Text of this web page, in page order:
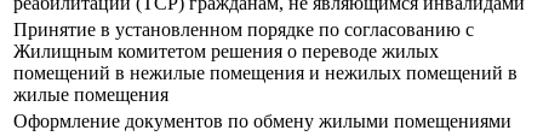
Принятие в установленном порядке по согласованию с
Жилищным комитетом решения о переводе жилых
помещений в нежилые помещения и нежилых помещений в
жилые помещения
Оформление документов по обмену жилыми помещениями